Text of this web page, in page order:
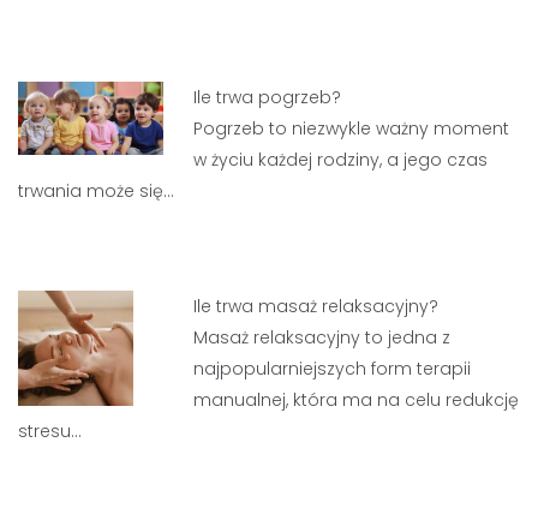
Ile trwa pogrzeb?
Pogrzeb to niezwykle ważny moment
w życiu każdej rodziny, a jego czas
trwania może się…
Ile trwa masaż relaksacyjny?
Masaż relaksacyjny to jedna z
najpopularniejszych form terapii
manualnej, która ma na celu redukcję
stresu…